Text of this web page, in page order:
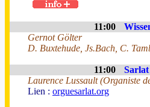
11:00
Gernot Gölter
D. Buxtehude, Js.Bach, C.
11:00 Sarlat
Laurence Lussault (Organiste
Lien : orguesarlat.org